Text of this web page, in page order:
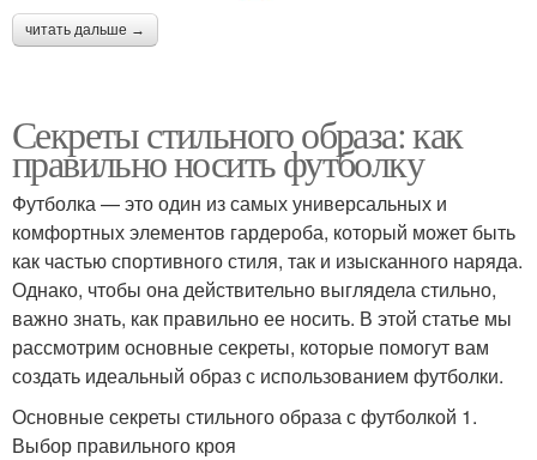
читать дальше →
Секреты стильного образа: как
правильно носить футболку
Футболка — это один из самых универсальных и
комфортных элементов гардероба, который может быть
как частью спортивного стиля, так и изысканного наряда.
Однако, чтобы она действительно выглядела стильно,
важно знать, как правильно ее носить. В этой статье мы
рассмотрим основные секреты, которые помогут вам
создать идеальный образ с использованием футболки.
Основные секреты стильного образа с футболкой 1.
Выбор правильного кроя